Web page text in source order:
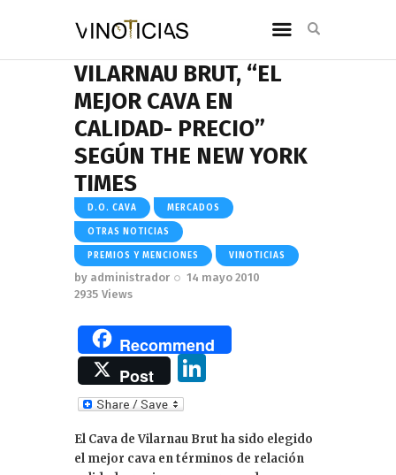
VILARNAU BRUT, “EL
MEJOR CAVA EN
CALIDAD- PRECIO”
SEGÚN THE NEW YORK
TIMES
D.O. CAVA MERCADOS
OTRAS NOTICIAS
PREMIOS Y MENCIONES VINOTICIAS
by administrador
14 mayo 2010
2935 Views
Recommend
Post
k
e
El Cava de Vilarnau Brut ha sido elegido
el mejor cava en términos de relación